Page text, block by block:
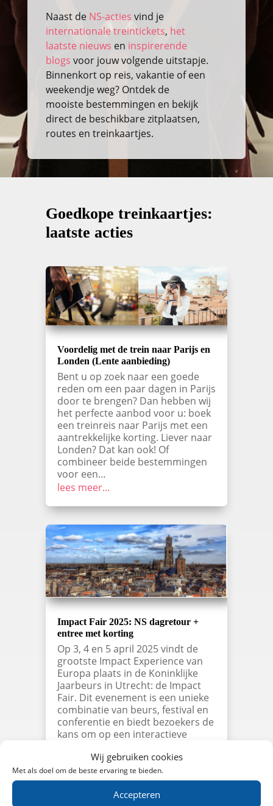
Wij gebruiken cookies
Met als doel om de beste ervaring te bieden.
Accepteren
Naast de NS-acties vind je
internationale treintickets, het
laatste nieuws en inspirerende
blogs voor jouw volgende uitstapje.
Binnenkort op reis, vakantie of een
weekendje weg? Ontdek de
mooiste bestemmingen en bekijk
direct de beschikbare zitplaatsen,
routes en treinkaartjes.
Goedkope treinkaartjes:
laatste acties
Voordelig met de trein naar Parijs en
Londen (Lente aanbieding)
Bent u op zoek naar een goede
reden om een paar dagen in Parijs
door te brengen? Dan hebben wij
het perfecte aanbod voor u: boek
een treinreis naar Parijs met een
aantrekkelijke korting. Liever naar
Londen? Dat kan ook! Of
combineer beide bestemmingen
voor een…
lees meer…
Impact Fair 2025: NS dagretour +
entree met korting
Op 3, 4 en 5 april 2025 vindt de
grootste Impact Experience van
Europa plaats in de Koninklijke
Jaarbeurs in Utrecht: de Impact
Fair. Dit evenement is een unieke
combinatie van beurs, festival en
conferentie en biedt bezoekers de
kans om op een interactieve
lees meer…